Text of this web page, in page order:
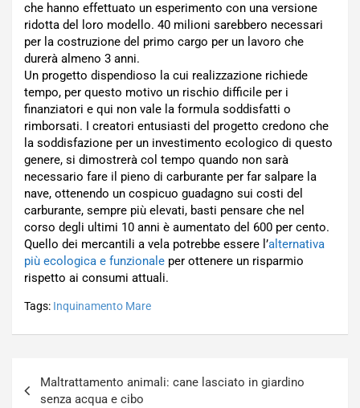
che hanno effettuato un esperimento con una versione
ridotta del loro modello. 40 milioni sarebbero necessari
per la costruzione del primo cargo per un lavoro che
durerà almeno 3 anni.
Un progetto dispendioso la cui realizzazione richiede
tempo, per questo motivo un rischio difficile per i
finanziatori e qui non vale la formula soddisfatti o
rimborsati. I creatori entusiasti del progetto credono che
la soddisfazione per un investimento ecologico di questo
genere, si dimostrerà col tempo quando non sarà
necessario fare il pieno di carburante per far salpare la
nave, ottenendo un cospicuo guadagno sui costi del
carburante, sempre più elevati, basti pensare che nel
corso degli ultimi 10 anni è aumentato del 600 per cento.
Quello dei mercantili a vela potrebbe essere l’alternativa
più ecologica e funzionale per ottenere un risparmio
rispetto ai consumi attuali.
Tags: Inquinamento Mare
articoli
Maltrattamento animali: cane lasciato in giardino
senza acqua e cibo